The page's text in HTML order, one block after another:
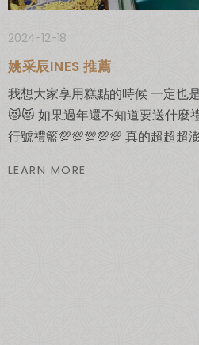
2024-12-18
姚采辰INES 推薦
我想大家享用糕點的時候 一定也
😻😻 如果過年還不知道要送什麼
行號禮籃💯💯💯💯💯 真的超超超
LEARN MORE